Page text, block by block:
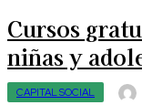
Cursos
niñas y
CAPITAL SOCIAL